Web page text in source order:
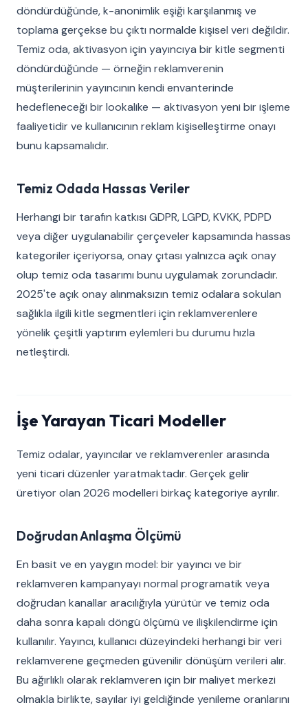
döndürdüğünde, k-anonimlik eşiği karşılanmış ve
toplama gerçekse bu çıktı normalde kişisel veri değildir.
Temiz oda, aktivasyon için yayıncıya bir kitle segmenti
döndürdüğünde — örneğin reklamverenin
müşterilerinin yayıncının kendi envanterinde
hedefleneceği bir lookalike — aktivasyon yeni bir işleme
faaliyetidir ve kullanıcının reklam kişiselleştirme onayı
bunu kapsamalıdır.
Temiz Odada Hassas Veriler
Herhangi bir tarafın katkısı GDPR, LGPD, KVKK, PDPD
veya diğer uygulanabilir çerçeveler kapsamında hassas
kategoriler içeriyorsa, onay çıtası yalnızca açık onay
olup temiz oda tasarımı bunu uygulamak zorundadır.
2025'te açık onay alınmaksızın temiz odalara sokulan
sağlıkla ilgili kitle segmentleri için reklamverenlere
yönelik çeşitli yaptırım eylemleri bu durumu hızla
netleştirdi.
İşe Yarayan Ticari Modeller
Temiz odalar, yayıncılar ve reklamverenler arasında
yeni ticari düzenler yaratmaktadır. Gerçek gelir
üretiyor olan 2026 modelleri birkaç kategoriye ayrılır.
Doğrudan Anlaşma Ölçümü
En basit ve en yaygın model: bir yayıncı ve bir
reklamveren kampanyayı normal programatik veya
doğrudan kanallar aracılığıyla yürütür ve temiz oda
daha sonra kapalı döngü ölçümü ve ilişkilendirme için
kullanılır. Yayıncı, kullanıcı düzeyindeki herhangi bir veri
reklamverene geçmeden güvenilir dönüşüm verileri alır.
Bu ağırlıklı olarak reklamveren için bir maliyet merkezi
olmakla birlikte, sayılar iyi geldiğinde yenileme oranlarını